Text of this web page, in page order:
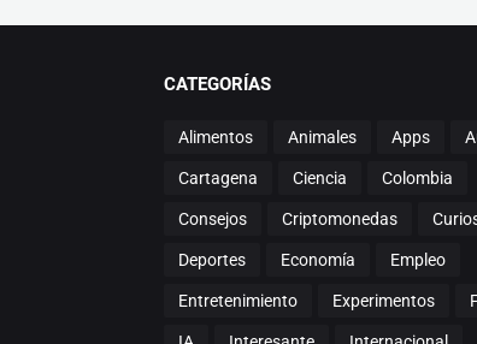
CATEGORÍAS
Alimentos Animales Apps
Cartagena Ciencia Colombia
Consejos Criptomonedas
Deportes Economía Empleo
Entretenimiento Experimentos